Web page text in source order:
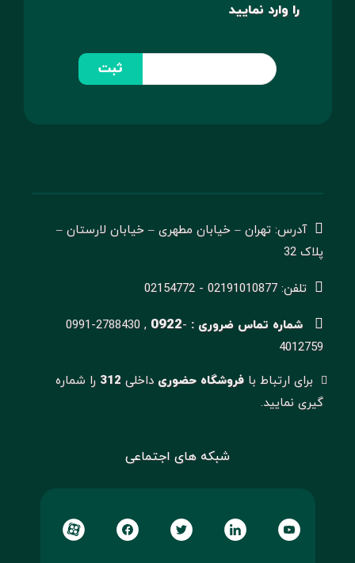
را وارد نمایید
ثبت
آدرس: تهران – خیابان مطهری – خیابان لارستان –
پلاک 32
تلفن: 02191010877 - 02154772
شماره تماس ضروری : 0991-2788430 , 0922-
4012759
برای ارتباط با فروشگاه حضوریداخلی 312 را شماره
گیری نمایید.
شبکه های اجتماعی